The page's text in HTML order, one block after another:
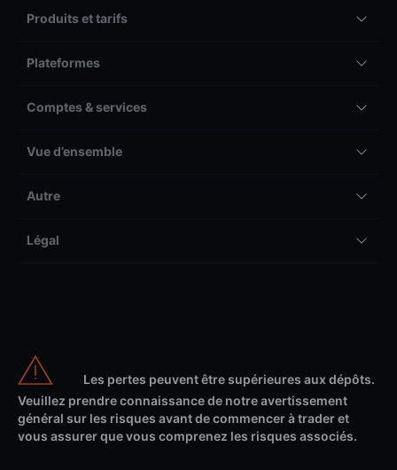
Produits et tarifs
Plateformes
Comptes & services
Vue d’ensemble
Autre
Légal
Les pertes peuvent être supérieures aux dépôts.
Veuillez prendre connaissance de notre avertissement
général sur les risques avant de commencer à trader et
vous assurer que vous comprenez les risques associés.